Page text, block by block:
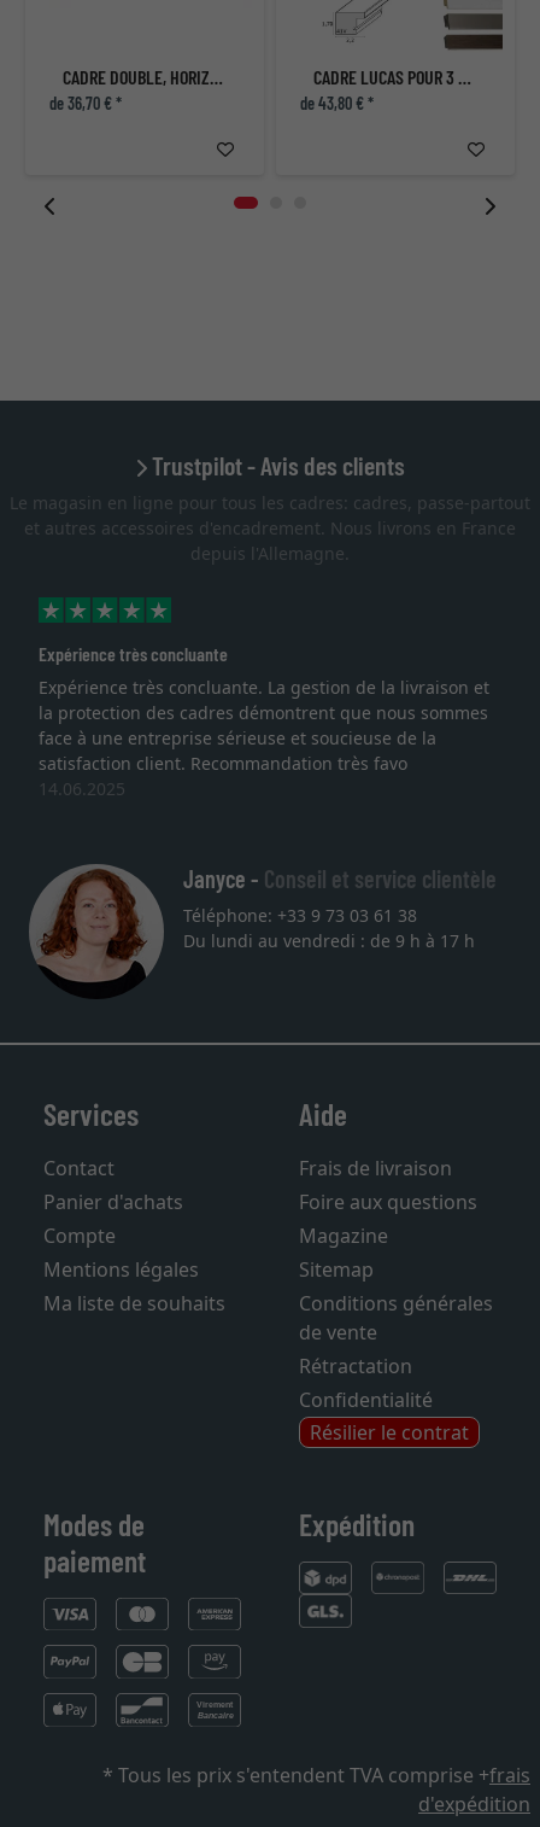
CADRE DOUBLE, HORIZONTAL
de 36,70 € *
CADRE LUCAS POUR 3 PHOTOS, VERTICAL
de 43,80 € *
Trustpilot - Avis des clients
Le magasin en ligne pour tous les cadres: cadres, passe-partout
et autres accessoires d'encadrement. Nous livrons en France
depuis l'Allemagne.
Expérience très concluante
Expérience très concluante. La gestion de la livraison et
la protection des cadres démontrent que nous sommes
face à une entreprise sérieuse et soucieuse de la
satisfaction client. Recommandation très favo
14.06.2025
Janyce - Conseil et service clientèle
Téléphone: +33 9 73 03 61 38
Du lundi au vendredi : de 9 h à 17 h
Services
Contact
Panier d'achats
Compte
Mentions légales
Ma liste de souhaits
Aide
Frais de livraison
Foire aux questions
Magazine
Sitemap
Conditions générales
de vente
Rétractation
Confidentialité
Résilier le contrat
Modes de
paiement
Expédition
* Tous les prix s'entendent TVA comprise +frais
d'expédition